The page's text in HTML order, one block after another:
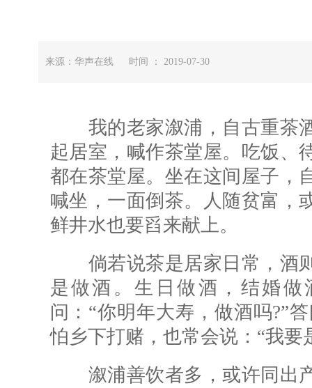
来源：华声在线 时间 ： 2019-07-30
我的老家溆浦，自古重茶
起居室，喊作茶堂屋。吃饭、
都在茶堂屋。坐在这间屋子，
喊坐，一面倒茶。人随贫富，
鲜井水也要舀来献上。
倘若说茶是居家日常，酒
是做酒。生日做酒，结婚
问：“你明年大寿，做酒吗?”
怕乡下打赌，也常会说：“我要
溆浦善饮者多，或许同出